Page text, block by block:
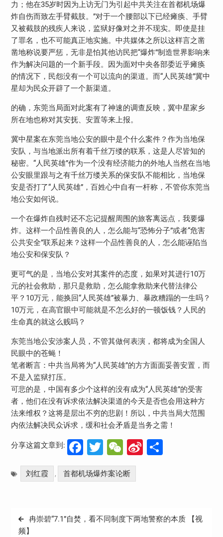
力；他在35岁时因为上访无门为引起中共关注在首都机场爆
炸自伤而致左手臂截肢。”对于一个腰部以下已经瘫痪、手臂
又被截肢的残疾人来说，监狱好像对之并不现实。即使是挂
了罪名，也不可能真正地实施。中共媒体之所以这样言之凿
凿地称说要严惩，无非是怕其他访民把“爆炸”制造世界影响来
作为解决问题的一个新手段。因为面对中央各部委近乎瘫痪
的情况下，民怨没有一个可以流向的渠道。而“人民英雄”冀中
星却为民众开辟了一个新渠道。
的确，东莞当局面对此案有了神速的调查反映，冀中星家乡
所在地也称对其安抚、安置等来上报。
冀中星案在东莞当地公安的眼中是个什么案件？作为当地保
安队，与当地派出所有着千丝万缕的联系，这是人尽皆知的
秘密。“人民英雄”作为一个没有经济能力的外地人当然在当地
公安眼里跟与之有千丝万缕关系的保安队不能相比，当地保
安是否打了“人民英雄”，百姓心中自有一杆称，不管你东莞当
地公安如何说。
一个在爆炸自残时还不忘记提醒周围的旅客离远点，我要爆
炸。这样一个品性善良的人，怎么能与“恐怖分子”或者“危害
公共安全”联系起来？这样一个品性善良的人，怎么能诬陷当
地公安和保安队？
更可气的是，当地公安对其案件的态度，如果对其进行10万
元的社会救助，那只是救助，怎么能拿救助来代替法律公
平？10万元，能换回“人民英雄”被暴力、暴政糟蹋的一生吗？
10万元，在高官眼中可能就是不怎么好的一顿饭钱？人民的
生命真的就这么贱吗？
东莞当地公安涉案人员，不管其做何表演，都将成为全国人
民眼中的苍蝇！
笔者断言：中共当局将为“人民英雄”的方方面面妥善安置，而
不是入监狱打压。
可悲的是，中国有多少个这样的没有成为“人民英雄”的受害
者，他们在没有诉求依法解决渠道的今天是否也会用这种方
法来维权？这将是层出不穷的悲剧！所以，中共当局大范围
内依法解决民众诉求，缓和社会矛盾是当务之需！
分享这篇文章到: Facebook
Twitter
WeChat
Sina分
刘红霞 , 首都机场爆炸案论断
文
章
冉崇碧“7.1”自焚，看不同制度下两地警察的本质 【视
频】